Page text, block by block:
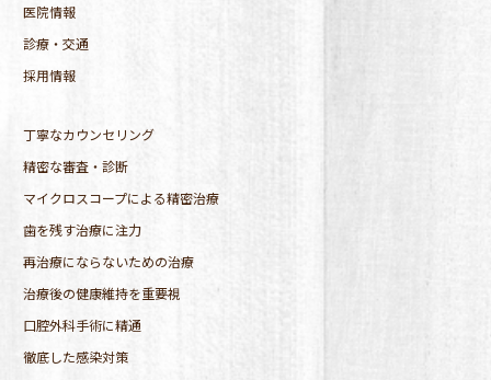
医院情報
診療・交通
採用情報
丁寧なカウンセリング
精密な審査・診断
マイクロスコープによる精密治療
歯を残す治療に注力
再治療にならないための治療
治療後の健康維持を重要視
口腔外科手術に精通
徹底した感染対策